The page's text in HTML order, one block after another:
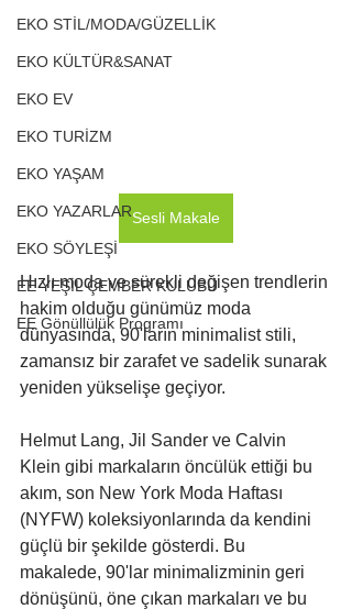
EKO STİL/MODA/GÜZELLİK
EKO KÜLTÜR&SANAT
EKO EV
EKO TURİZM
EKO YAŞAM
EKO YAZARLAR
EKO SÖYLEŞİ
EE YEŞİL ÇEMBER KULÜBÜ
EE Gönüllülük Programı
Sesli Makale
Hızlı moda ve sürekli değişen trendlerin
hakim olduğu günümüz moda
dünyasında, 90'ların minimalist stili,
zamansız bir zarafet ve sadelik sunarak
yeniden yükselişe geçiyor.
Helmut Lang, Jil Sander ve Calvin
Klein gibi markaların öncülük ettiği bu
akım, son New York Moda Haftası
(NYFW) koleksiyonlarında da kendini
güçlü bir şekilde gösterdi. Bu
makalede, 90'lar minimalizminin geri
dönüşünü, öne çıkan markaları ve bu